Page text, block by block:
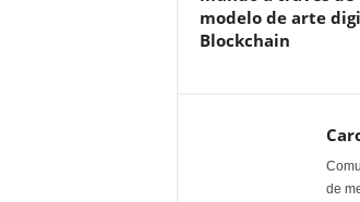
modelo de arte
Blockchain
de